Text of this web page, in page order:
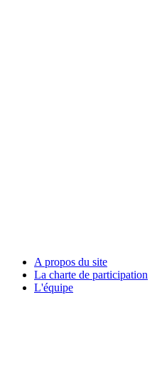
A propos du site
La charte de participation
L'équipe